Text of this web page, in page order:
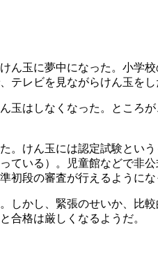
ん玉に夢中になった。小学
テレビを見ながらけん玉を
玉はしなくなった。ところ
。けん玉には認定試験とい
ている）。児童館などで非
初段の審査が行えるようにな
しかし、緊張のせいか、比
合格は厳しくなるようだ。